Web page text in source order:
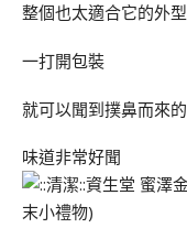
整個也太適合它的外
一打開包裝
就可以聞到撲鼻而來
味道非常好聞